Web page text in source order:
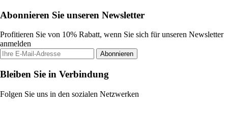
Abonnieren Sie unseren Newsletter
Profitieren Sie von 10% Rabatt, wenn Sie sich für unseren Newsletter
anmelden
Abonnieren
Bleiben Sie in Verbindung
Folgen Sie uns in den sozialen Netzwerken